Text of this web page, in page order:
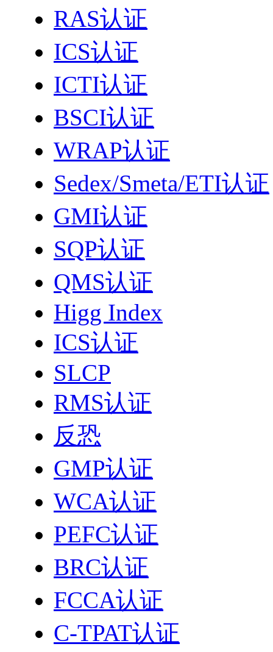
RAS认证
ICS认证
ICTI认证
BSCI认证
WRAP认证
Sedex/Smeta/ETI认证
GMI认证
SQP认证
QMS认证
Higg Index
ICS认证
SLCP
RMS认证
反恐
GMP认证
WCA认证
PEFC认证
BRC认证
FCCA认证
C-TPAT认证